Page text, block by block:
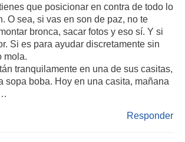
que posicionar en contra de todo lo
O sea, si vas en son de paz, no te
bronca, sacar fotos y eso sí. Y si
Si es para ayudar discretamente sin
mola.
tranquilamente en una de sus casitas,
sopa boba. Hoy en una casita, mañana
Responder